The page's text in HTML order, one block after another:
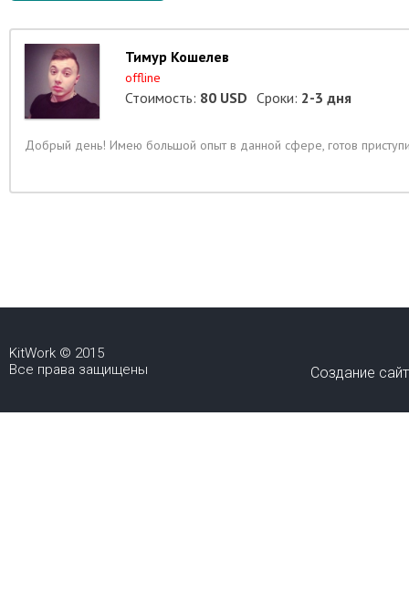
Тимур Кошелев
offline
Стоимость: 80 USD Сроки: 2-3 дня
Добрый день! Имею большой опыт в данной сфере, готов
KitWork © 2015
Все права защищены
Создание